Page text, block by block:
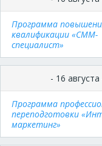
Программа
квалификации «СММ-
специалист»
- 16 августа
Программа
переподготовки
маркетинг»